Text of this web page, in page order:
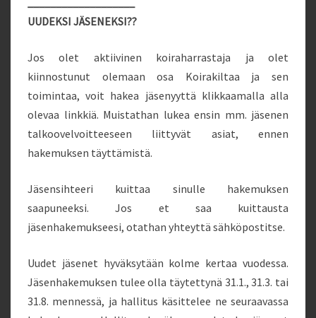
UUDEKSI JÄSENEKSI??
Jos olet aktiivinen koiraharrastaja ja olet
kiinnostunut olemaan osa Koirakiltaa ja sen
toimintaa, voit hakea jäsenyyttä klikkaamalla alla
olevaa linkkiä. Muistathan lukea ensin mm. jäsenen
talkoovelvoitteeseen liittyvät asiat, ennen
hakemuksen täyttämistä.
Jäsensihteeri kuittaa sinulle hakemuksen
saapuneeksi. Jos et saa kuittausta
jäsenhakemukseesi, otathan yhteyttä sähköpostitse.
Uudet jäsenet hyväksytään kolme kertaa vuodessa.
Jäsenhakemuksen tulee olla täytettynä 31.1., 31.3. tai
31.8. mennessä, ja hallitus käsittelee ne seuraavassa